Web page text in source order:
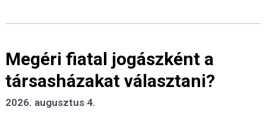
Megéri fiatal jogászként a
társasházakat választani?
2026. augusztus 4.